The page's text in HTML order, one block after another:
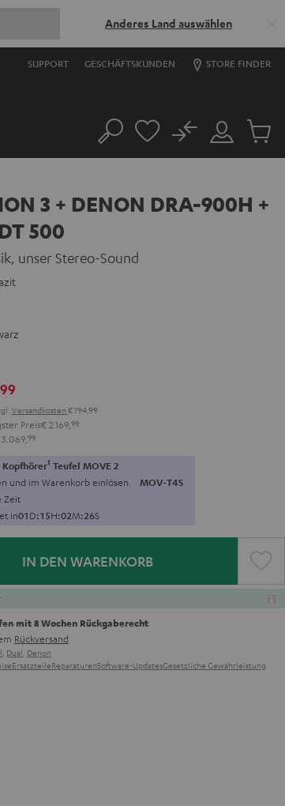
Anderes Land auswählen
SUPPORT GESCHÄFTSKUNDEN STORE FINDER
Suche
Mein
Konto
No
Artikel
3 + DENON DRA-900H +
500
unser Stereo-Sound
99
Versandkosten € 194,99
Preis€ 2.169, 99
99
Kopfhörer1 Teufel MOVE 2
und im Warenkorb einlösen. MOV-T4S
Zeit
in01D:15H:02M:25S
IN DEN WARENKORB
mit 8 Wochen Rückgaberecht
Rückversand
, Dual, Denon
ErsatzteileReparaturenSoftware-UpdatesGesetzliche Gewährleistung